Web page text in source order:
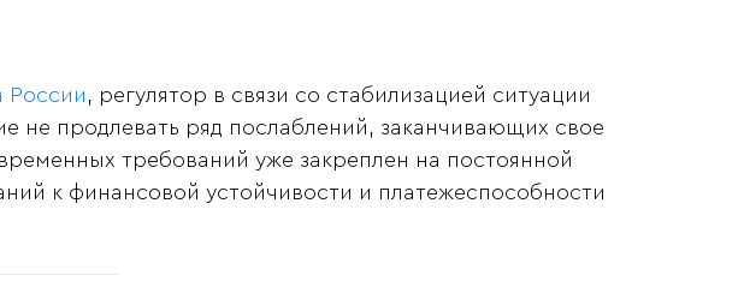
России , регулятор в связи со стабилизацией ситуации
не продлевать ряд послаблений, заканчивающих свое
требований уже закреплен на постоянной
к финансовой устойчивости и платежеспособности